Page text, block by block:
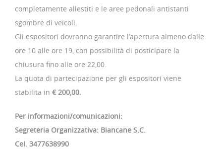
completamente allestiti e le aree pedonali antistanti
sgombre di veicoli.
Gli espositori dovranno garantire l’apertura almeno dalle
ore 10 alle ore 19, con possibilità di posticipare la
chiusura fino alle ore 22,00.
La quota di partecipazione per gli espositori viene
stabilita in € 200,00.
Per informazioni/comunicazioni:
Segreteria Organizzativa: Biancane S.C.
Cel. 3477638990